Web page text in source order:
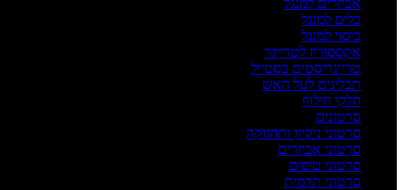
אביזרים למנגל
כלים למנגל
כיסוי למנגל
אקססוריז לטרייגר
טרייגריסטים בסטייל
תבלינים לעל האש
חלקי חילוף
סרטונים
סרטוני ניקיון ותחזוקה
סרטוני אביזרים
סרטוני טיפים
סרטוני תדמית